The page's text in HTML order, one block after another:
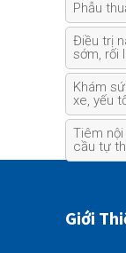
Phẫu
Điều trị
sớm, rối
Khám
xe, yếu
Tiêm
cầu tự
Giới